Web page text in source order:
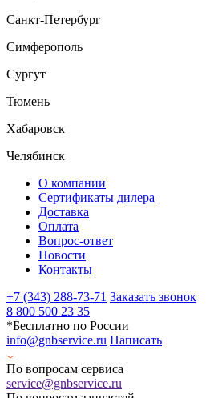
Санкт-Петербург
Симферополь
Сургут
Тюмень
Хабаровск
Челябинск
О компании
Сертификаты дилера
Доставка
Оплата
Вопрос-ответ
Новости
Контакты
+7 (343) 288-73-71 Заказать звонок
8 800 500 23 35
*Бесплатно по России
info@gnbservice.ru Написать
По вопросам сервиса
service@gnbservice.ru